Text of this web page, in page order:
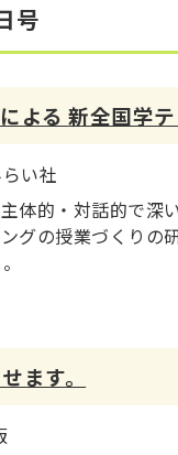
号
よる新全国学
い社
体的・対話的で
グの授業づくりの
ます。